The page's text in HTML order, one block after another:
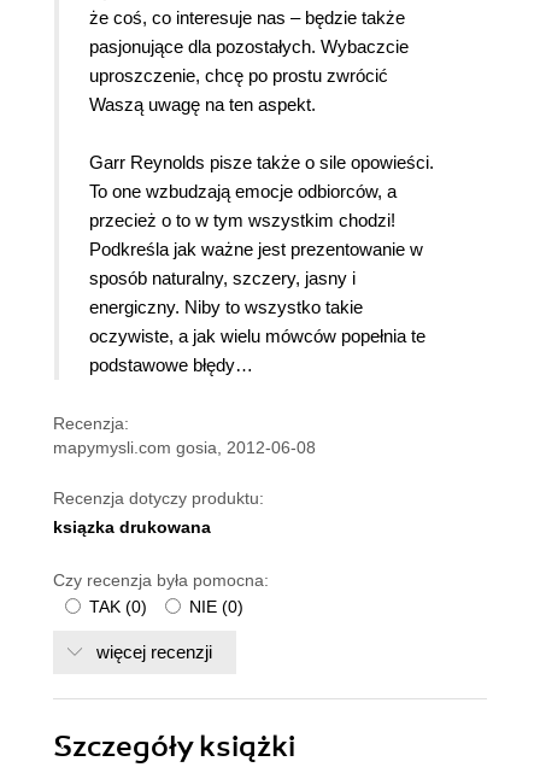
że coś, co interesuje nas – będzie także
pasjonujące dla pozostałych. Wybaczcie
uproszczenie, chcę po prostu zwrócić
Waszą uwagę na ten aspekt.
Garr Reynolds pisze także o sile opowieści.
To one wzbudzają emocje odbiorców, a
przecież o to w tym wszystkim chodzi!
Podkreśla jak ważne jest prezentowanie w
sposób naturalny, szczery, jasny i
energiczny. Niby to wszystko takie
oczywiste, a jak wielu mówców popełnia te
podstawowe błędy…
Recenzja:
mapymysli.com gosia, 2012-06-08
Recenzja dotyczy produktu:
ksiązka drukowana
Czy recenzja była pomocna:
TAK (0) NIE (0)
więcej recenzji
Szczegółyksiążki